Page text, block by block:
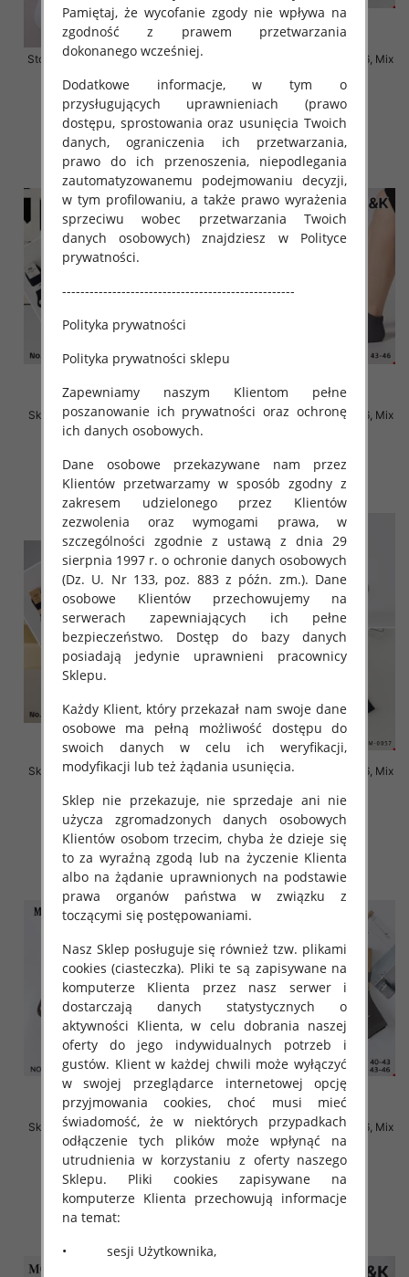
Stopki męskie Roz 39-46, 1 kolor
2.80 zł
szczegóły
Skarpety męskie Roz 40-46, Mix
2.20 zł
szczegóły
Skarpety męskie Roz 40-46, Mix
kolor Paczka 40 szt
2.20 zł
szczegóły
Skarpety męskie Roz 40-46, Mix
2.20 zł
szczegóły
Skarpety męskie Roz 40-46, Mix
2.20 zł
szczegóły
Skarpety męskie Roz 40-46, Mix
2.20 zł
szczegóły
Skarpety męskie Roz 40-46, Mix
kolor Paczka 40 szt
2.50 zł
szczegóły
Skarpety męskie Roz 40-46, Mix
kolor Paczka 40 szt
2.50 zł
szczegóły
Pamiętaj, że wycofanie zgody nie wpływa na
zgodność z prawem przetwarzania
dokonanego wcześniej.
Dodatkowe informacje, w tym o
przysługujących uprawnieniach (prawo
dostępu, sprostowania oraz usunięcia Twoich
danych, ograniczenia ich przetwarzania,
prawo do ich przenoszenia, niepodlegania
zautomatyzowanemu podejmowaniu decyzji,
w tym profilowaniu, a także prawo wyrażenia
sprzeciwu wobec przetwarzania Twoich
danych osobowych) znajdziesz w Polityce
prywatności.
---------------------------------------------------
Polityka prywatności
Polityka prywatności sklepu
Zapewniamy naszym Klientom pełne
poszanowanie ich prywatności oraz ochronę
ich danych osobowych.
Dane osobowe przekazywane nam przez
Klientów przetwarzamy w sposób zgodny z
zakresem udzielonego przez Klientów
zezwolenia oraz wymogami prawa, w
szczególności zgodnie z ustawą z dnia 29
sierpnia 1997 r. o ochronie danych osobowych
(Dz. U. Nr 133, poz. 883 z późn. zm.). Dane
osobowe Klientów przechowujemy na
serwerach zapewniających ich pełne
bezpieczeństwo. Dostęp do bazy danych
posiadają jedynie uprawnieni pracownicy
Sklepu.
Każdy Klient, który przekazał nam swoje dane
osobowe ma pełną możliwość dostępu do
swoich danych w celu ich weryfikacji,
modyfikacji lub też żądania usunięcia.
Sklep nie przekazuje, nie sprzedaje ani nie
użycza zgromadzonych danych osobowych
Klientów osobom trzecim, chyba że dzieje się
to za wyraźną zgodą lub na życzenie Klienta
albo na żądanie uprawnionych na podstawie
prawa organów państwa w związku z
toczącymi się postępowaniami.
Nasz Sklep posługuje się również tzw. plikami
cookies (ciasteczka). Pliki te są zapisywane na
komputerze Klienta przez nasz serwer i
dostarczają danych statystycznych o
aktywności Klienta, w celu dobrania naszej
oferty do jego indywidualnych potrzeb i
gustów. Klient w każdej chwili może wyłączyć
w swojej przeglądarce internetowej opcję
przyjmowania cookies, choć musi mieć
świadomość, że w niektórych przypadkach
odłączenie tych plików może wpłynąć na
utrudnienia w korzystaniu z oferty naszego
Sklepu. Pliki cookies zapisywane na
komputerze Klienta przechowują informacje
na temat:
• sesji Użytkownika,